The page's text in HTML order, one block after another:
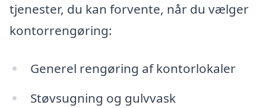
tjenester, du kan forvente, når du vælger
kontorrengøring:
Generel rengøring af kontorlokaler
Støvsugning og gulvvask